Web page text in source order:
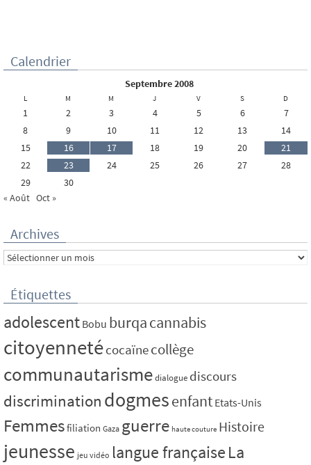
Calendrier
septembre 2008
L M M J V S D
1 2 3 4 5 6
7
8
9 10 11 12 13
14
15
16 17 18 19 20
21
22
23 24 25 26 27
28
29
30
« Août Oct »
Archives
Archives
Étiquettes
adolescent Bobu burqacannabis
citoyennetécocaïnecollège
communautarismedialogue discours
discrimination dogmesenfant Etats-Unis
Femmesfiliation Gaza guerre haute couture Histoire
jeunesse jeu vidéo langue française La